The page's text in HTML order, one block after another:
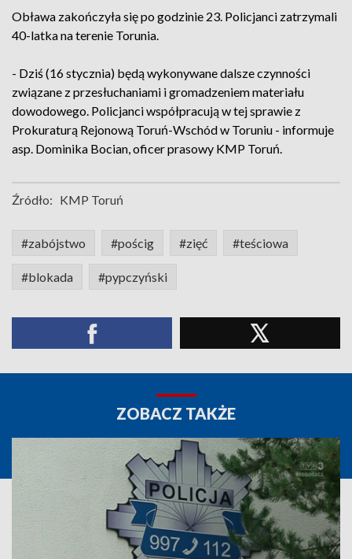
Obława zakończyła się po godzinie 23. Policjanci zatrzymali
40-latka na terenie Torunia.
- Dziś (16 stycznia) będą wykonywane dalsze czynności
związane z przesłuchaniami i gromadzeniem materiału
dowodowego. Policjanci współpracują w tej sprawie z
Prokuraturą Rejonową Toruń-Wschód w Toruniu - informuje
asp. Dominika Bocian, oficer prasowy KMP Toruń.
Źródło: KMP Toruń
#zabójstwo #pościg #zięć #teściowa
#blokada #pypczyński
ZOBACZ TAKŻE